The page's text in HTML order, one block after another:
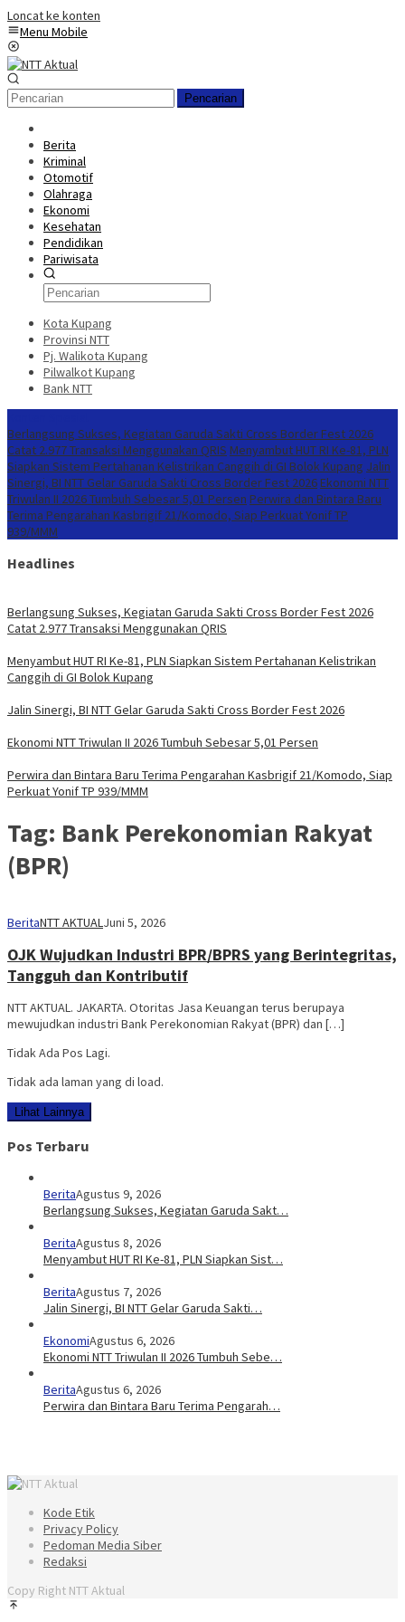
Loncat ke konten
Menu Mobile
Pencarian
Berita
Kriminal
Otomotif
Olahraga
Ekonomi
Kesehatan
Pendidikan
Pariwisata
Kota Kupang
Provinsi NTT
Pj. Walikota Kupang
Pilwalkot Kupang
Bank NTT
Berlangsung Sukses, Kegiatan Garuda Sakti Cross Border Fest 2026
Catat 2.977 Transaksi Menggunakan QRIS Menyambut HUT RI Ke-81, PLN
Siapkan Sistem Pertahanan Kelistrikan Canggih di GI Bolok Kupang Jalin
Sinergi, BI NTT Gelar Garuda Sakti Cross Border Fest 2026 Ekonomi NTT
Triwulan II 2026 Tumbuh Sebesar 5,01 Persen Perwira dan Bintara Baru
Terima Pengarahan Kasbrigif 21/Komodo, Siap Perkuat Yonif TP
939/MMM
Headlines
Berlangsung Sukses, Kegiatan Garuda Sakti Cross Border Fest 2026
Catat 2.977 Transaksi Menggunakan QRIS
Menyambut HUT RI Ke-81, PLN Siapkan Sistem Pertahanan Kelistrikan
Canggih di GI Bolok Kupang
Jalin Sinergi, BI NTT Gelar Garuda Sakti Cross Border Fest 2026
Ekonomi NTT Triwulan II 2026 Tumbuh Sebesar 5,01 Persen
Perwira dan Bintara Baru Terima Pengarahan Kasbrigif 21/Komodo, Siap
Perkuat Yonif TP 939/MMM
Tag: Bank Perekonomian Rakyat
(BPR)
BeritaNTT AKTUALJuni 5, 2026
OJK Wujudkan Industri BPR/BPRS yang Berintegritas,
Tangguh dan Kontributif
NTT AKTUAL. JAKARTA. Otoritas Jasa Keuangan terus berupaya
mewujudkan industri Bank Perekonomian Rakyat (BPR) dan […]
Tidak Ada Pos Lagi.
Tidak ada laman yang di load.
Lihat Lainnya
Pos Terbaru
BeritaAgustus 9, 2026
Berlangsung Sukses, Kegiatan Garuda Sakt…
BeritaAgustus 8, 2026
Menyambut HUT RI Ke-81, PLN Siapkan Sist…
BeritaAgustus 7, 2026
Jalin Sinergi, BI NTT Gelar Garuda Sakti…
EkonomiAgustus 6, 2026
Ekonomi NTT Triwulan II 2026 Tumbuh Sebe…
BeritaAgustus 6, 2026
Perwira dan Bintara Baru Terima Pengarah…
Kode Etik
Privacy Policy
Pedoman Media Siber
Redaksi
Copy Right NTT Aktual